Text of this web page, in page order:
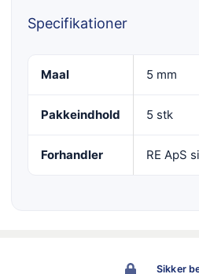
Specifikationer
Maal 5 mm
Pakkeindhold 5 stk
Forhandler RE ApS
Sikker